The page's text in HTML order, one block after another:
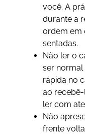
você. A
durante a
ordem em
sentadas.
Não ler o
ser
rápida no
ao
ler com
Não
frente